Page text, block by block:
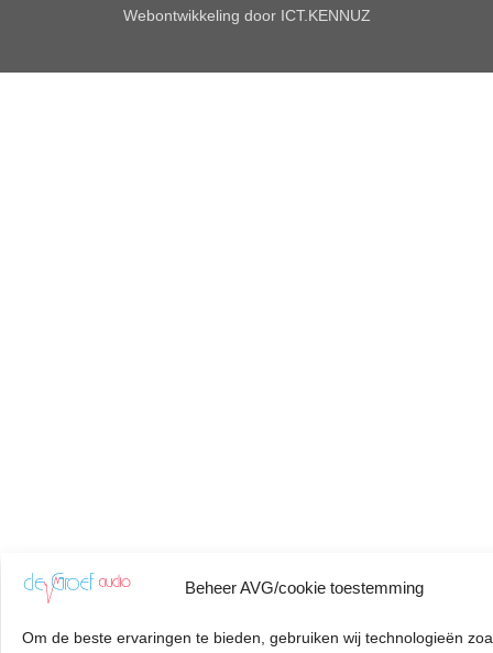
Beheer AVG/cookie toestemming
Om de beste ervaringen te bieden, gebruiken wij technologieën
Webontwikkeling door ICT.KENNUZ